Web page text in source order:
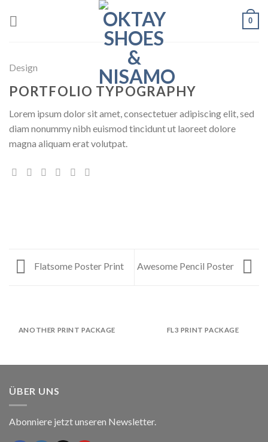
0
Design
PORTFOLIO TYPOGRAPHY
Lorem ipsum dolor sit amet, consectetuer adipiscing elit, sed
diam nonummy nibh euismod tincidunt ut laoreet dolore
magna aliquam erat volutpat.
Flatsome Poster Print Awesome Pencil Poster
ANOTHER PRINT PACKAGE FL3 PRINT PACKAGE
ÜBER UNS
Abonniere jetzt unseren Newsletter.